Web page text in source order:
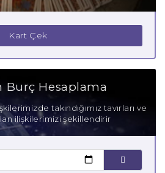
Kart Çek
Burç Hesaplama
takındığımız tavırları ve
ilişkilerimizi şekillendirir